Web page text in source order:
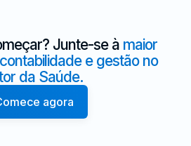
Junte-se à maior
e gestão no
da Saúde.
agora